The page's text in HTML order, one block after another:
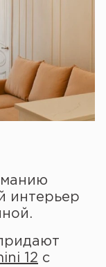
интерьер
12 с